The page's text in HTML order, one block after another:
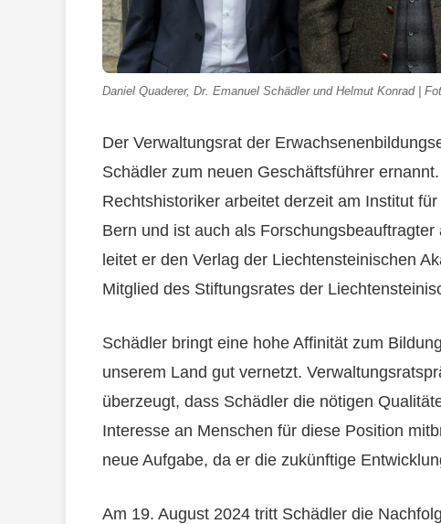
Daniel Quaderer, Dr. Emanuel Schädler und Helmut Konrad |
Der Verwaltungsrat der
Schädler zum neuen Geschäftsführer
Rechtshistoriker arbeitet derzeit am Institut
Bern und ist auch als
leitet er den Verlag der Liechtensteinischen
Mitglied des Stiftungsrates der
Schädler bringt eine hohe Affinität zum
unserem Land gut vernetzt.
überzeugt, dass Schädler die nötigen
Interesse an Menschen für diese Position
neue Aufgabe, da er die zukünftige
Am 19. August 2024 tritt Schädler die